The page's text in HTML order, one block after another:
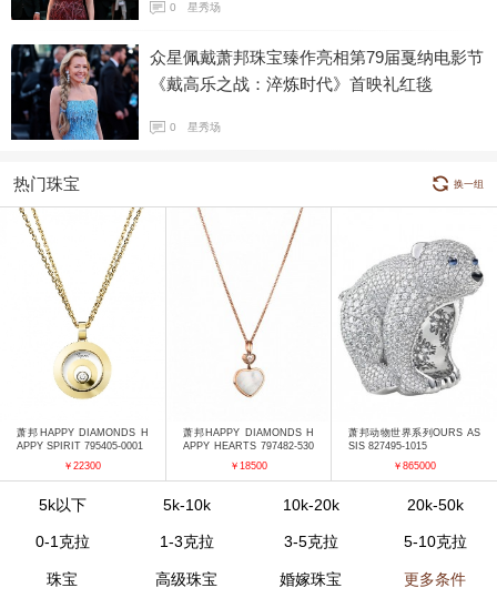
0 星秀场
众星佩戴萧邦珠宝臻作亮相第79届戛纳电影节
《戴高乐之战：淬炼时代》首映礼红毯
0 星秀场
热门珠宝 换一组
萧邦HAPPY DIAMONDS H
APPY SPIRIT 795405-0001
￥22300
萧邦HAPPY DIAMONDS H
APPY HEARTS 797482-530
￥18500
萧邦动物世界系列OURS AS
SIS 827495-1015
￥865000
5k以下 5k-10k 10k-20k 20k-50k
0-1克拉 1-3克拉 3-5克拉 5-10克拉
珠宝 高级珠宝 婚嫁珠宝 更多条件